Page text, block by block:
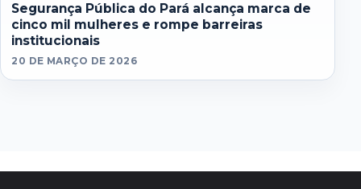
Segurança Pública do Pará alcança marca de
cinco mil mulheres e rompe barreiras
institucionais
20 DE MARÇO DE 2026